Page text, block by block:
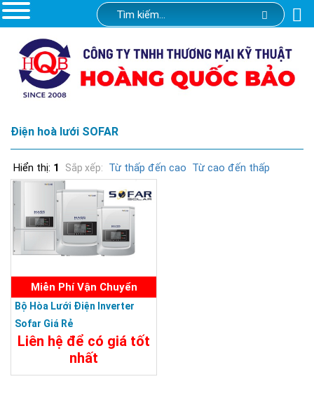
Điện hoà lưới SOFAR
Hiển thị: 1 Sắp xếp: Từ thấp đến cao Từ cao đến thấp
Miễn Phí Vận Chuyển
Bộ Hòa Lưới Điện Inverter
Sofar Giá Rẻ
Liên hệ để có giá tốt
nhất
6.500.000đ